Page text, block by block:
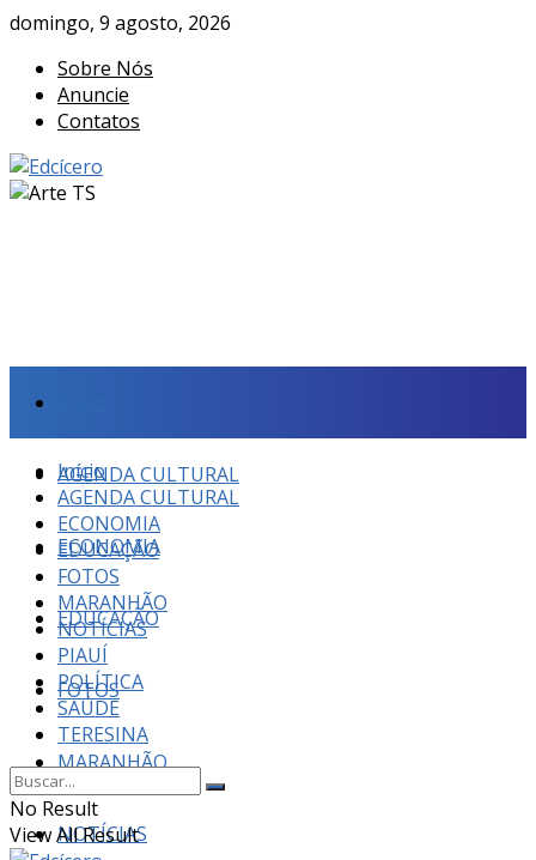
domingo, 9 agosto, 2026
Sobre Nós
Anuncie
Contatos
AGENDA CULTURAL
ECONOMIA
EDUCAÇÃO
FOTOS
MARANHÃO
NOTÍCIAS
Início
AGENDA CULTURAL
ECONOMIA
EDUCAÇÃO
FOTOS
MARANHÃO
NOTÍCIAS
PIAUÍ
POLÍTICA
SAÚDE
TERESINA
No Result
View All Result